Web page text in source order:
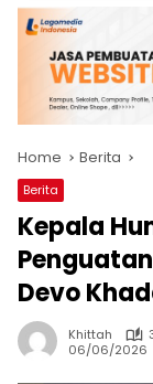
Home Berita
Berita
Kepala
Devo
Khittah
06/06/2026